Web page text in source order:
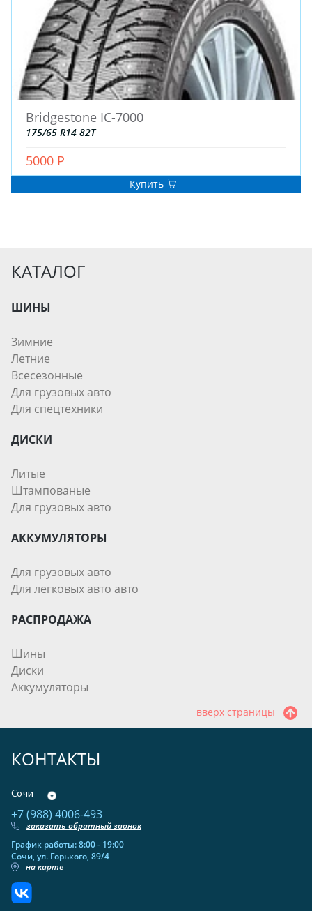
Bridgestone IC-7000
175/65 R14 82T
5000 Р
Купить
КАТАЛОГ
ШИНЫ
Зимние
Летние
Всесезонные
Для грузовых авто
Для спецтехники
ДИСКИ
Литые
Штампованые
Для грузовых авто
АККУМУЛЯТОРЫ
Для грузовых авто
Для легковых авто авто
РАСПРОДАЖА
Шины
Диски
Аккумуляторы
вверх страницы
КОНТАКТЫ
Сочи
+7 (988) 4006-493
заказать обратный звонок
График работы: 8:00 - 19:00
Сочи, ул. Горького, 89/4
на карте